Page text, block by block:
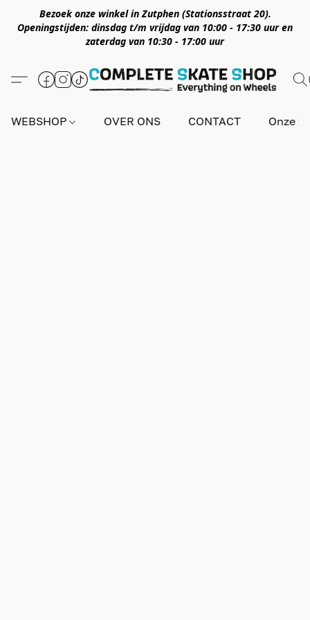
Bezoek onze winkel in Zutphen (Stationsstraat 20).
Openingstijden: dinsdag t/m vrijdag van 10:00 - 17:30 uur en
zaterdag van 10:30 - 17:00 uur
WEBSHOP OVER ONS CONTACT Onze